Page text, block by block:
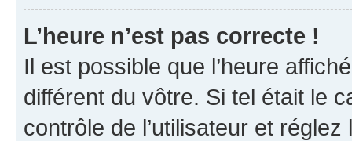
L’heure n’est pas correcte !
Il est possible que l’heure
différent du vôtre. Si tel était le
contrôle de l’utilisateur et